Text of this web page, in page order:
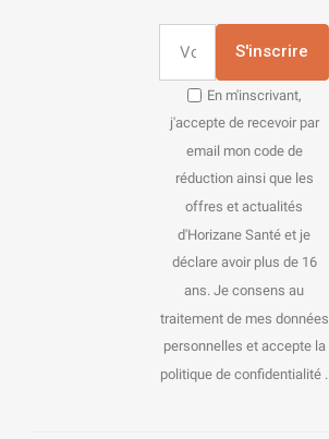
S'inscrire
En m'inscrivant,
j'accepte de recevoir par
email mon code de
réduction ainsi que les
offres et actualités
d'Horizane Santé et je
déclare avoir plus de 16
ans. Je consens au
traitement de mes données
personnelles et accepte la
politique de confidentialité .